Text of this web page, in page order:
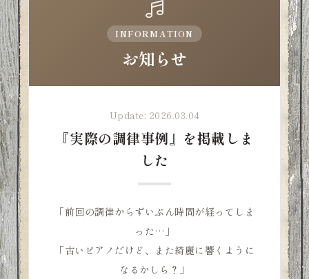
INFORMATION
お知らせ
Update: 2026.03.04
『実際の調律事例』を掲載しま
した
「前回の調律からずいぶん時間が経ってしま
った…」
「古いピアノだけど、また綺麗に響くように
なるかしら？」